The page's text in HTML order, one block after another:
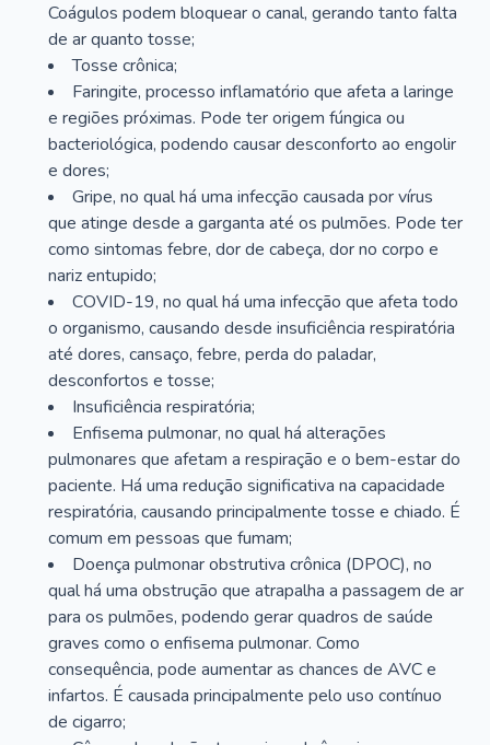
Coágulos podem bloquear o canal, gerando tanto falta
de ar quanto tosse;
Tosse crônica;
Faringite, processo inflamatório que afeta a laringe
e regiões próximas. Pode ter origem fúngica ou
bacteriológica, podendo causar desconforto ao engolir
e dores;
Gripe, no qual há uma infecção causada por vírus
que atinge desde a garganta até os pulmões. Pode ter
como sintomas febre, dor de cabeça, dor no corpo e
nariz entupido;
COVID-19, no qual há uma infecção que afeta todo
o organismo, causando desde insuficiência respiratória
até dores, cansaço, febre, perda do paladar,
desconfortos e tosse;
Insuficiência respiratória;
Enfisema pulmonar, no qual há alterações
pulmonares que afetam a respiração e o bem-estar do
paciente. Há uma redução significativa na capacidade
respiratória, causando principalmente tosse e chiado. É
comum em pessoas que fumam;
Doença pulmonar obstrutiva crônica (DPOC), no
qual há uma obstrução que atrapalha a passagem de ar
para os pulmões, podendo gerar quadros de saúde
graves como o enfisema pulmonar. Como
consequência, pode aumentar as chances de AVC e
infartos. É causada principalmente pelo uso contínuo
de cigarro;